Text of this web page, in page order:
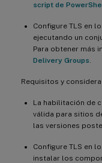
script de
Configure TLS en
ejecutando un
Para obtener más
Delivery Groups
Requisitos y
La habilitación de
válida para sitios
las versiones
Configure TLS en
instalar los